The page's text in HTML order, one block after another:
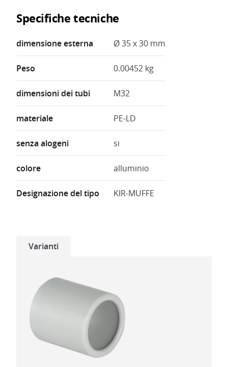
Specifiche tecniche
dimensione esterna Ø 35 x 30 mm
Peso 0.00452 kg
dimensioni dei tubi M32
materiale PE-LD
senza alogeni si
colore alluminio
Designazione del tipo KIR-MUFFE
Varianti